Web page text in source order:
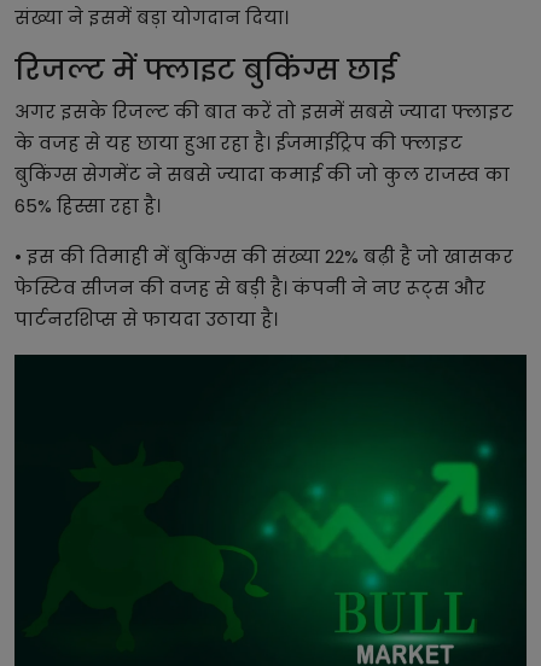
संख्या ने इसमें बड़ा योगदान दिया।
रिजल्ट में फ्लाइट बुकिंग्स छाई
अगर इसके रिजल्ट की बात करें तो इसमें सबसे ज्यादा फ्लाइट
के वजह से यह छाया हुआ रहा है। ईजमाईट्रिप की फ्लाइट
बुकिंग्स सेगमेंट ने सबसे ज्यादा कमाई की जो कुल राजस्व का
65% हिस्सा रहा है।
• इस की तिमाही में बुकिंग्स की संख्या 22% बढ़ी है जो खासकर
फेस्टिव सीजन की वजह से बड़ी है। कंपनी ने नए रूट्स और
पार्टनरशिप्स से फायदा उठाया है।